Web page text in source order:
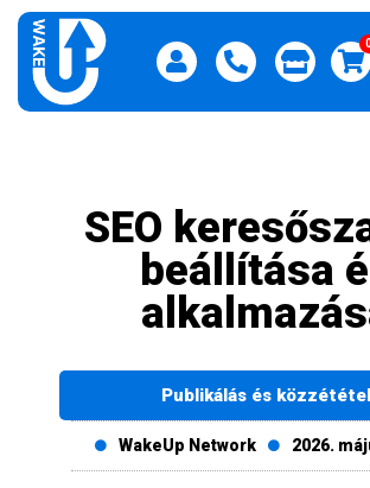
0
SEO
beállítása
Publikálás és közzététel
WakeUp Network 2026.